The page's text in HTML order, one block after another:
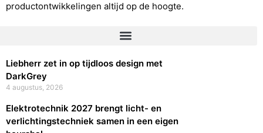
productontwikkelingen altijd op de hoogte.
Liebherr zet in op tijdloos design met
DarkGrey
4 augustus, 2026
Elektrotechnik 2027 brengt licht- en
verlichtingstechniek samen in een eigen